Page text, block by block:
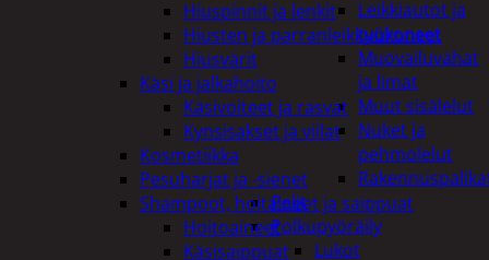
Leikkiautot ja
työkoneet
Muovailuvahat
ja limat
Muut sisälelut
Nuket ja
pehmolelut
Pelit
Polkupyöräily
Lukot
Hiuspinnit ja lenkit
Hiusten ja parranleikkuukoneet
Hiusvärit
Käsi ja jalkahoito
Käsivoiteet ja rasvat
Kynsisakset ja viilat
Kosmetiikka
Pesuharjat ja -sienet
Shampoot, hoitaineet ja saippuat
Hoitoaineet
Käsisaippuat